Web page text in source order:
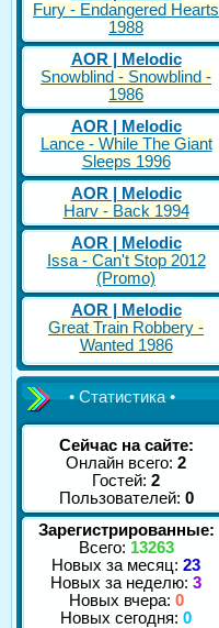
Fury - Endangered Hearts
1988
AOR | Melodic
Snowblind - Snowblind -
1986
AOR | Melodic
Lance - While The Giant
Sleeps 1996
AOR | Melodic
Harv - Back 1994
AOR | Melodic
Issa - Can't Stop 2012
(Promo)
AOR | Melodic
Great Train Robbery -
Wanted 1986
• Статистика •
Сейчас на сайте:
Онлайн всего: 2
Гостей: 2
Пользователей: 0
Зарегистрированные:
Всего: 13263
Новых за месяц: 23
Новых за неделю: 3
Новых вчера: 0
Новых сегодня: 0